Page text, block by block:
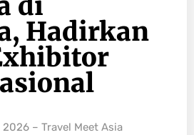
Hadirkan
– Travel Meet Asia